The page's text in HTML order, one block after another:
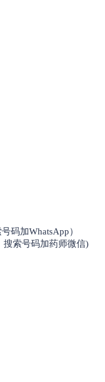
码加WhatsApp）
号码加药师微信)